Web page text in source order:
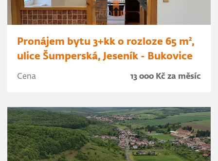
Pronájem bytu 3+kk o rozloze 65 m²,
ulice Šumperská, Jeseník - Bukovice
Cena 13 000 Kč za měsíc